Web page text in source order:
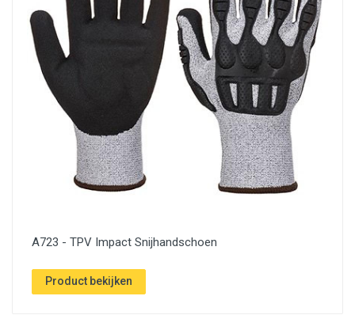
A723 - TPV Impact Snijhandschoen
Product bekijken